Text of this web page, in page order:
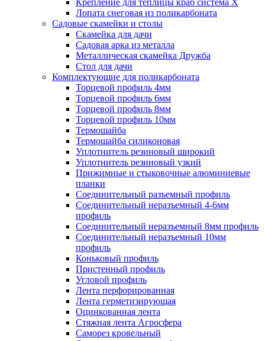
Лопата снеговая из поликарбоната
Садовые скамейки и столы
Скамейка для дачи
Садовая арка из металла
Металлическая скамейка Дружба
Стол для дачи
Комплектующие для поликарбоната
Торцевой профиль 4мм
Торцевой профиль 6мм
Торцевой профиль 8мм
Торцевой профиль 10мм
Термошайба
Термошайба силиконовая
Уплотнитель резиновый широкий
Уплотнитель резиновый узкий
Прижимные и стыковочные алюминиевые
планки
Соединительный разъемный профиль
Соединительный неразъемный 4-6мм
профиль
Соединительный неразъемный 8мм профиль
Соединительный неразъемный 10мм
профиль
Коньковый профиль
Пристенный профиль
Угловой профиль
Лента перфорированная
Лента герметизирующая
Оцинкованная лента
Стяжная лента Агросфера
Саморез кровельный